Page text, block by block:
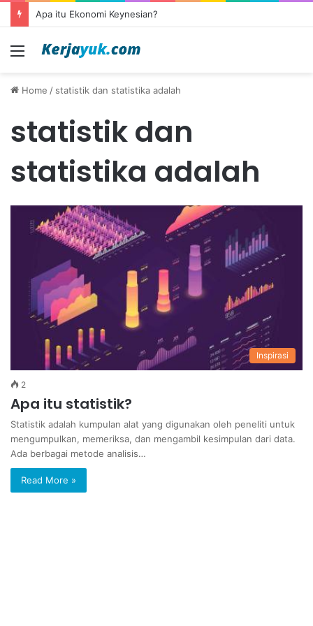
Apa itu Ekonomi Keynesian?
Menu
Home / statistik dan statistika adalah
statistik dan
statistika adalah
Inspirasi
2
Apa itu statistik?
Statistik adalah kumpulan alat yang digunakan oleh peneliti untuk
mengumpulkan, memeriksa, dan mengambil kesimpulan dari data.
Ada berbagai metode analisis…
Read More »